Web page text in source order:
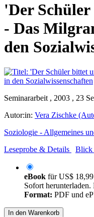
'Der
- Das
den
Seminararbeit , 2003 , 23
Autor:in: Vera Zischke
Soziologie - Allgemeines
Leseprobe & Details
Blick
eBook fürUS$ 18,99
Sofort
Format: PDF und
In den Warenkorb